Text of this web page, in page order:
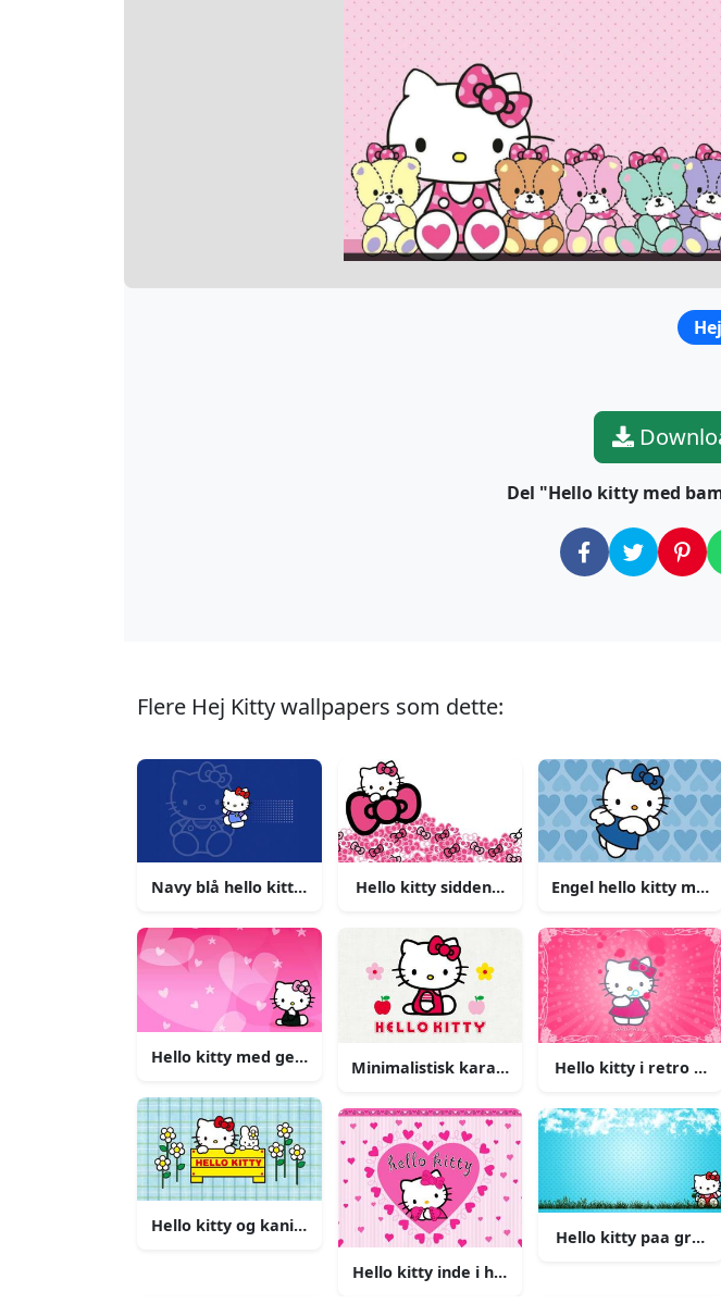
Del "Hello kitty med
Flere Hej Kitty wallpapers som dette:
Navy blå hello kitty baggrund
Hello kitty med gennemsigtige form overlays baggrund
Hello kitty og kanin baggrund
Hello kitty siddende paa sløjfer baggrund
Minimalistisk karakter hello kitty baggrund
Hello kitty inde i hjerteramme baggrund
Engel hello kitty
Hello kitty i retro
Hello kitty paa